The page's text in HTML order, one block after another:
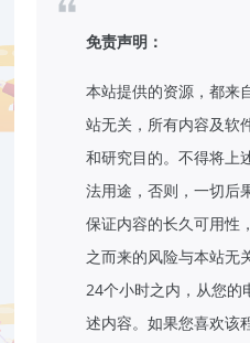
免责声明：
本站提供的资源，都来
站无关，所有内容及软
和研究目的。不得将上
法用途，否则，一切后
保证内容的长久可用性
之而来的风险与本站无
24个小时之内，从您的
述内容。如果您喜欢该